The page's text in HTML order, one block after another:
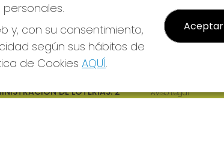
DE LOTERIAS: 2-
RODRIGO - RECEPTOR
Aviso Legal
personales.
y, con su consentimiento,
según sus hábitos de
de Cookies AQUÍ.
Aceptar